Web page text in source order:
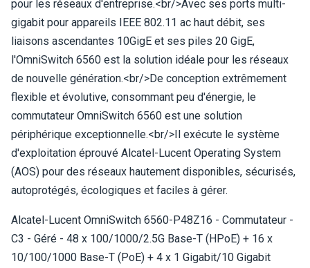
pour les réseaux d'entreprise.<br/>Avec ses ports multi-
gigabit pour appareils IEEE 802.11 ac haut débit, ses
liaisons ascendantes 10GigE et ses piles 20 GigE,
l'OmniSwitch 6560 est la solution idéale pour les réseaux
de nouvelle génération.<br/>De conception extrêmement
flexible et évolutive, consommant peu d'énergie, le
commutateur OmniSwitch 6560 est une solution
périphérique exceptionnelle.<br/>Il exécute le système
d'exploitation éprouvé Alcatel-Lucent Operating System
(AOS) pour des réseaux hautement disponibles, sécurisés,
autoprotégés, écologiques et faciles à gérer.
Alcatel-Lucent OmniSwitch 6560-P48Z16 - Commutateur -
C3 - Géré - 48 x 100/1000/2.5G Base-T (HPoE) + 16 x
10/100/1000 Base-T (PoE) + 4 x 1 Gigabit/10 Gigabit